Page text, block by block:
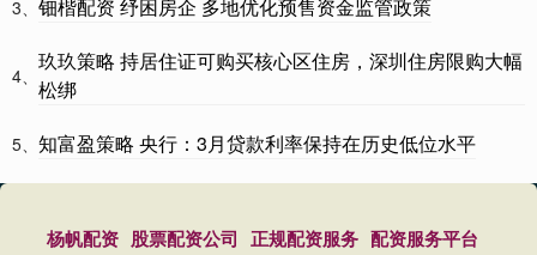
3、 钿楷配资 纾困房企 多地优化预售资金监管政策
4、
玖玖策略 持居住证可购买核心区住房，深圳住房限购大幅
松绑
5、 知富盈策略 央行：3月贷款利率保持在历史低位水平
杨帆配资 股票配资公司 正规配资服务 配资服务平台